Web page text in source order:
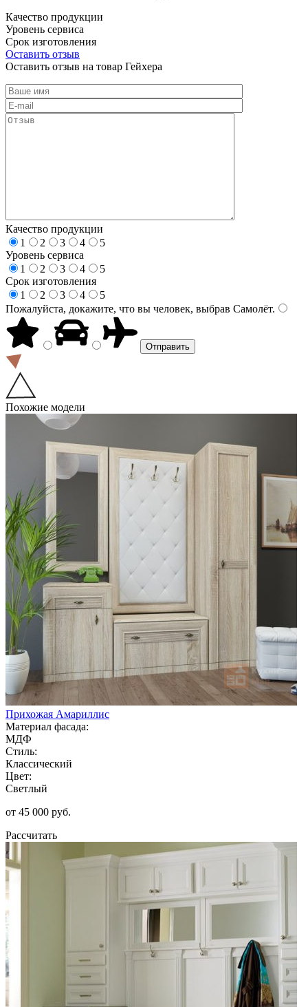
Качество продукции
Уровень сервиса
Срок изготовления
Оставить отзыв
Оставить отзыв на товар Гейхера
Качество продукции
1
2 3 4
5
Уровень сервиса
1
2 3 4
5
Срок изготовления
1
2 3 4
5
Пожалуйста, докажите, что вы человек, выбрав Самолёт.
Похожие модели
Прихожая Амариллис
Материал фасада:
МДФ
Стиль:
Классический
Цвет:
Светлый
от 45 000 руб.
Рассчитать